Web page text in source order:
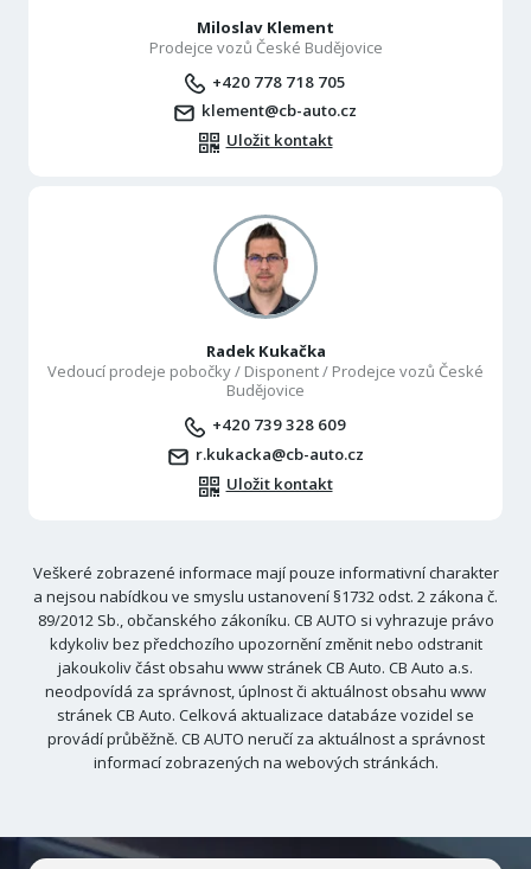
Miloslav Klement
Prodejce vozů České Budějovice
+420 778 718 705
klement@cb-auto.cz
Uložit kontakt
Radek Kukačka
Vedoucí prodeje pobočky / Disponent / Prodejce vozů České
Budějovice
+420 739 328 609
r.kukacka@cb-auto.cz
Uložit kontakt
Veškeré zobrazené informace mají pouze informativní charakter
a nejsou nabídkou ve smyslu ustanovení §1732 odst. 2 zákona č.
89/2012 Sb., občanského zákoníku. CB AUTO si vyhrazuje právo
kdykoliv bez předchozího upozornění změnit nebo odstranit
jakoukoliv část obsahu www stránek CB Auto. CB Auto a.s.
neodpovídá za správnost, úplnost či aktuálnost obsahu www
stránek CB Auto. Celková aktualizace databáze vozidel se
provádí průběžně. CB AUTO neručí za aktuálnost a správnost
informací zobrazených na webových stránkách.